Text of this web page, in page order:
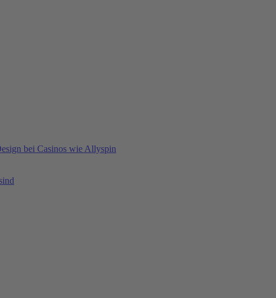
bei Casinos wie Allyspin